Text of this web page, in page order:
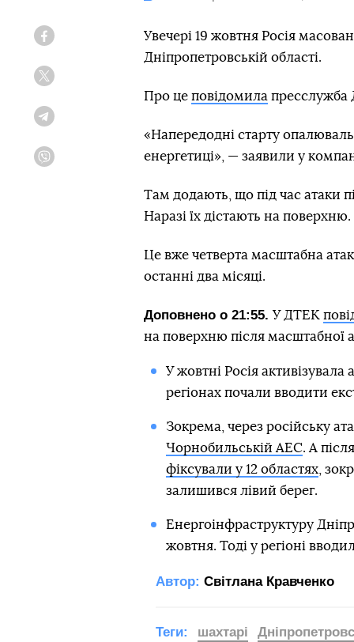
Увечері 19 жовтня Росія
Дніпропетровській області.
Про це повідомила пресслужба
«Напередодні старту
енергетиці», — заявили у
Там додають, що під час атаки
Наразі їх дістають на поверхню.
Це вже четверта масштабна
останні два місяці.
Доповнено о 21:55. У ДТЕК
на поверхню після масштабної
У жовтні Росія активізувала
регіонах почали вводити
Зокрема, через російську
Чорнобильській АЕС. А
фіксували у 12 областях,
залишився лівий берег.
Енергоінфраструктуру
жовтня. Тоді у регіоні
Автор: Світлана Кравченко
Теги: шахтарі